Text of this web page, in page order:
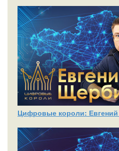
Цифровые короли: